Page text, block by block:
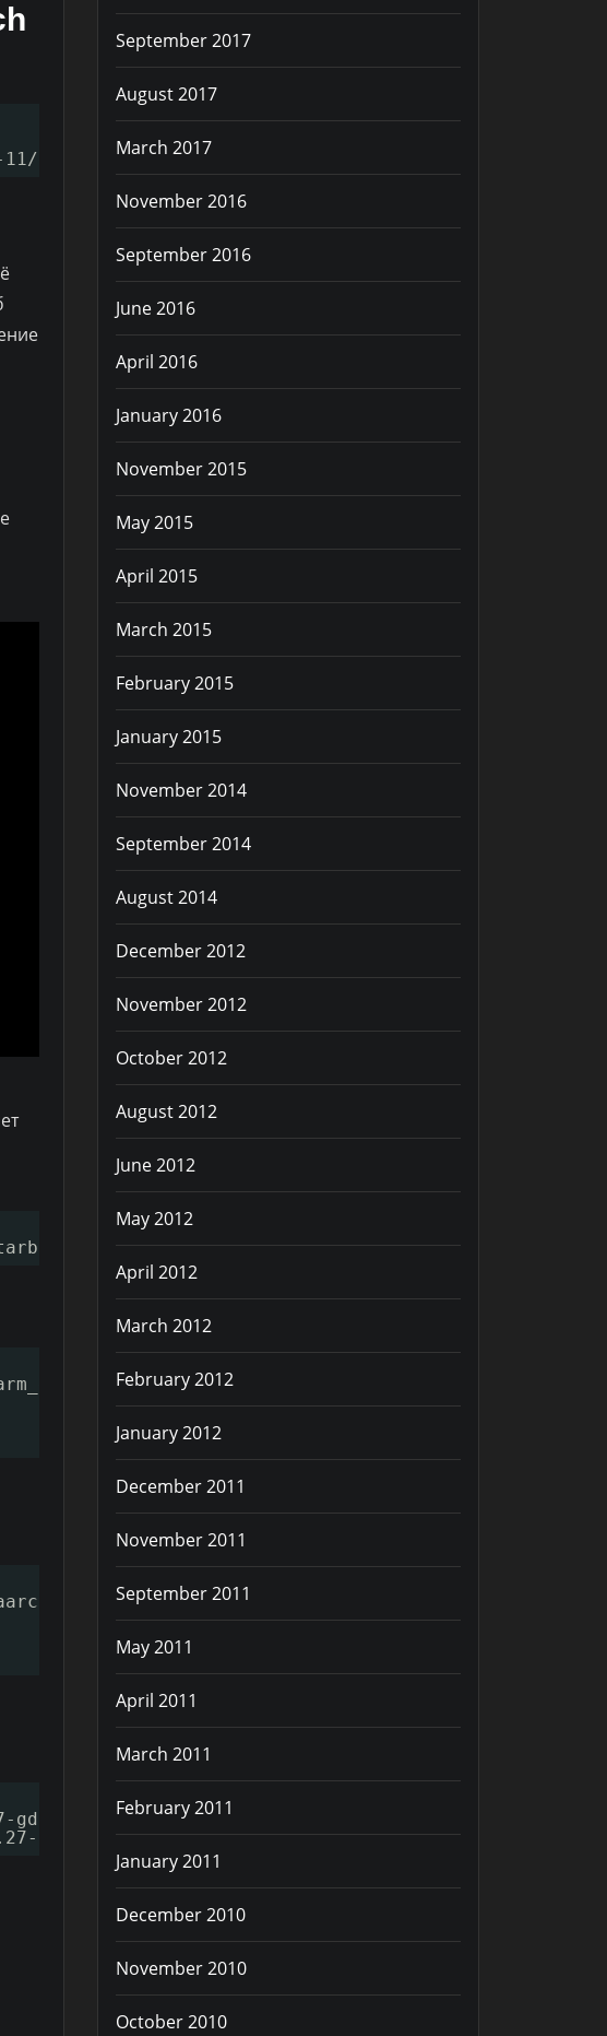
patches/129_multiarch_libpath.patch
.txt
.txt
tar.gz . /gcc11
gdb11.2.tar.gz ./gcc11.2.0-arm-linux-gnueabihf-
September 2017
August 2017
March 2017
November 2016
September 2016
June 2016
April 2016
January 2016
November 2015
May 2015
April 2015
March 2015
February 2015
January 2015
November 2014
September 2014
August 2014
December 2012
November 2012
October 2012
August 2012
June 2012
May 2012
April 2012
March 2012
February 2012
January 2012
December 2011
November 2011
September 2011
May 2011
April 2011
March 2011
February 2011
January 2011
December 2010
November 2010
October 2010